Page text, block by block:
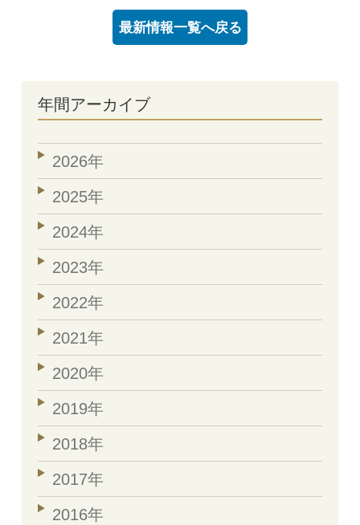
最新情報一覧へ戻る
年間アーカイブ
2026年
2025年
2024年
2023年
2022年
2021年
2020年
2019年
2018年
2017年
2016年